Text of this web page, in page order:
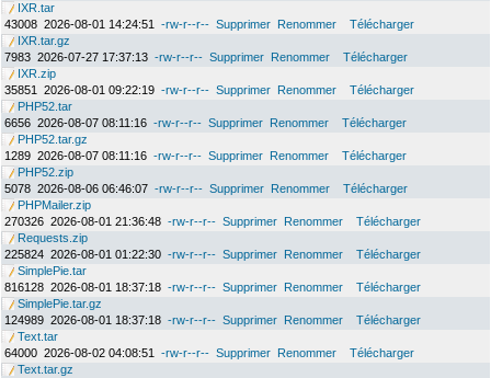
IXR.tar
43008 2026-08-01 14:24:51 -rw-r--r-- Supprimer Renommer
Télécharger
IXR.tar.gz
7983 2026-07-27 17:37:13 -rw-r--r-- Supprimer Renommer
Télécharger
IXR.zip
35851
2026-08-01 09:22:19 -rw-r--r-- Supprimer Renommer
Télécharger
PHP52.tar
6656 2026-08-07 08:11:16 -rw-r--r-- Supprimer Renommer
Télécharger
PHP52.tar.gz
1289 2026-08-07 08:11:16 -rw-r--r-- Supprimer Renommer
Télécharger
PHP52.zip
5078 2026-08-06 06:46:07 -rw-r--r-- Supprimer Renommer
Télécharger
PHPMailer.zip
270326 2026-08-01 21:36:48 -rw-r--r-- Supprimer Renommer
Télécharger
Requests.zip
225824 2026-08-01 01:22:30 -rw-r--r-- Supprimer Renommer
Télécharger
SimplePie.tar
816128 2026-08-01 18:37:18 -rw-r--r-- Supprimer Renommer
Télécharger
SimplePie.tar.gz
124989 2026-08-01 18:37:18 -rw-r--r-- Supprimer Renommer
Télécharger
Text.tar
64000 2026-08-02 04:08:51 -rw-r--r-- Supprimer Renommer
Télécharger
Text.tar.gz